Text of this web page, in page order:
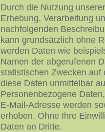
Durch die Nutzung
Erhebung, Verarbeitung
nachfolgenden
kann grundsätzlich ohne
werden Daten wie
Namen der abgerufenen
statistischen Zwecken
diese Daten unmittelbar
Personenbezogene
E-Mail-Adresse werden
erhoben. Ohne Ihre
Daten an Dritte.